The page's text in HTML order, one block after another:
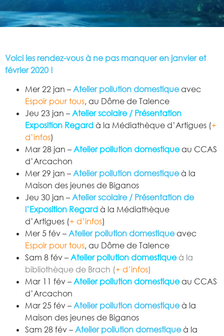
Voici les rendez-vous à ne pas manquer en janvier et
février 2020 !
Mer 22 jan – Atelier pollution domestiqueavec
Espoir pour tous, au Dôme de Talence
Jeu 23 jan – Atelier scolaire / Présentation
Exposition Regard à la Médiathèque d’Artigues (+
d’infos)
Mar 28 jan – Atelier pollution domestiqueau CCAS
d’Arcachon
Mer 29 jan – Atelier pollution domestique à la
Maison des jeunes de Biganos
Jeu 30 jan – Atelier scolaire / Présentation de
l’Exposition Regard à la Médiathèque
d’Artigues (+ d’infos)
Mer 5 fév – Atelier pollution domestiqueavec
Espoir pour tous, au Dôme de Talence
Sam 8 fév – Atelier pollution domestique à la
bibliothèque de Brach (+ d’infos)
Mar 11 fév – Atelier pollution domestiqueau CCAS
d’Arcachon
Mar 25 fév – Atelier pollution domestique à la
Maison des jeunes de Biganos
Sam 28 fév – Atelier pollution domestique à la